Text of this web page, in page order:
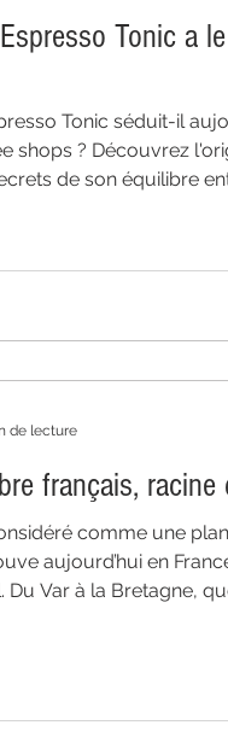
Tonic a
Tonic séduit-il
shops ? Découvrez
de son équilibre
des tendances les
café de spécialité.
français, racine
comme une
aujourd’hui en
Du Var à la Bretagne,
de lecture